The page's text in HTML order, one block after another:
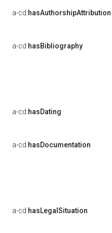
a-cd:hasAuthorshipAttribution
a-cd:hasBibliography
a-cd:hasDating
a-cd:hasDocumentation
a-cd:hasLegalSituation